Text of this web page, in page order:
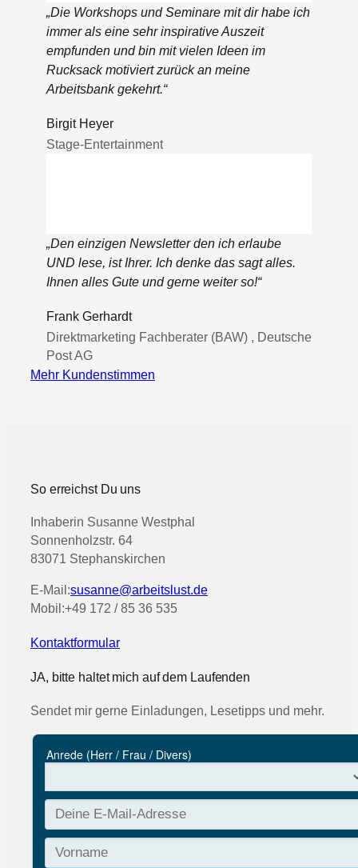
„Die Workshops und Seminare mit dir habe ich
immer als eine sehr inspirative Auszeit
empfunden und bin mit vielen Ideen im
Rucksack motiviert zurück an meine
Arbeitsbank gekehrt.“
Birgit Heyer
Stage-Entertainment
„Den einzigen Newsletter den ich erlaube
UND lese, ist Ihrer. Ich denke das sagt alles.
Ihnen alles Gute und gerne weiter so!“
Frank Gerhardt
Direktmarketing Fachberater (BAW) , Deutsche
Post AG
Mehr Kundenstimmen
So erreichst Du uns
Inhaberin Susanne Westphal
Sonnenholzstr. 64
83071 Stephanskirchen
E-Mail:susanne@arbeitslust.de
Mobil:+49 172 / 85 36 535
Kontaktformular
JA, bitte haltet mich auf dem Laufenden
Sendet mir gerne Einladungen, Lesetipps und mehr.